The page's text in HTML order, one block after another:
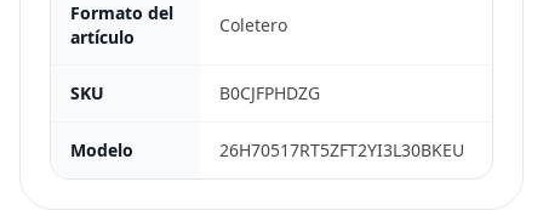
Formato del
artículo
Coletero
SKU B0CJFPHDZG
Modelo 26H70517RT5ZFT2YI3L30BKEU